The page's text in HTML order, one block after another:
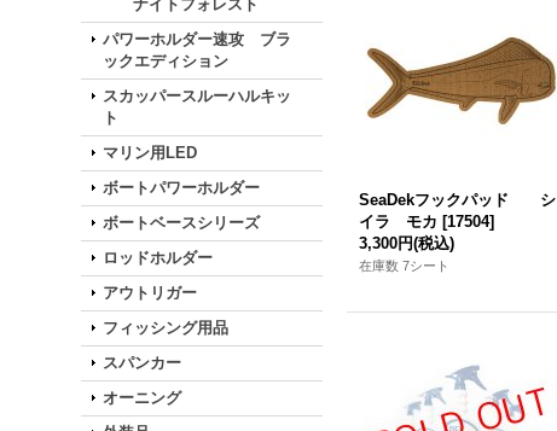
ナイトフォレスト
パワーホルダー速攻 ブラ
ックエディション
スカッパースルーハルキッ
ト
マリン用LED
ボートパワーホルダー
ボートベースシリーズ
ロッドホルダー
アウトリガー
フィッシング用品
スパンカー
オーニング
SeaDekフックパッド シ
イラ モカ [17504]
3,300円(税込)
在庫数 7シート